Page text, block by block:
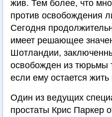
жив. Тем более, что
против освобождения
Сегодня
имеет решающее
Шотландии,
освобожден из тюрьмы
если ему остается
Один из ведущих
простаты Крис Паркер